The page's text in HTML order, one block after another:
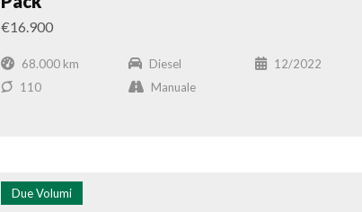
€16.900
68.000 km Diesel
12/2022
110
Manuale
Due Volumi